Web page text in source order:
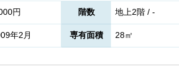
円 階数 地上2階 / -
年2月 専有面積 28㎡